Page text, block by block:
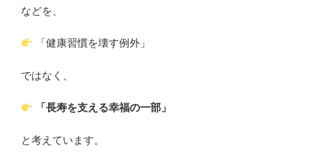
などを、
「健康習慣を壊す例外」
ではなく、
「長寿を支える幸福の一部」
と考えています。